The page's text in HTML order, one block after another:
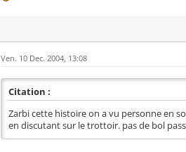
Ven. 10 Dec. 2004, 13:08
Citation :
Zarbi cette histoire on a vu personne en
en discutant sur le trottoir. pas de bol